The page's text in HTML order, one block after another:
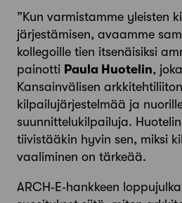
”Kun varmistamme yleisten
järjestämisen, avaamme
kollegoille tien itsenäisiksi
painotti Paula Huotelin,
Kansainvälisen
kilpailujärjestelmää ja
suunnittelukilpailuja.
tiivistääkin hyvin sen, miksi
vaaliminen on tärkeää.
ARCH‑E‑hankkeen